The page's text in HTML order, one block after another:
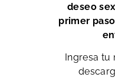
deseo
primer
Ingresa